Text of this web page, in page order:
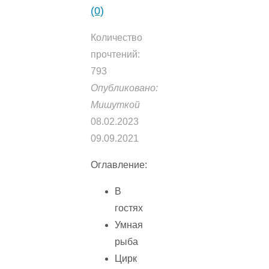
(0)
Количество
прочтений:
793
Опубликовано:
Мишуткой
08.02.2023
09.09.2021
Оглавление:
В
гостях
Умная
рыба
Цирк